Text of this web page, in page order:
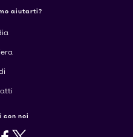
aiutarti?
con noi